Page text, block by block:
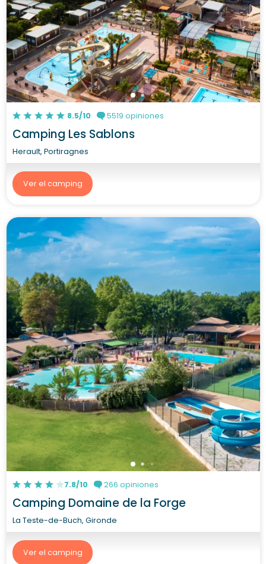
8.5/10 5519 opiniones
Camping Les Sablons
Herault, Portiragnes
Ver el camping
7.8/10 266 opiniones
Camping Domaine de la Forge
La Teste-de-Buch, Gironde
Ver el camping